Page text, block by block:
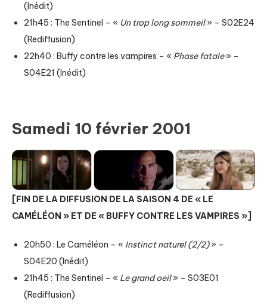
(Inédit)
21h45 : The Sentinel – « Un trop long sommeil» – S02E24
(Rediffusion)
22h40 : Buffy contre les vampires – « Phase fatale» –
S04E21 (Inédit)
Samedi 10 février 2001
[FIN DE LA DIFFUSION DE LA SAISON 4 DE « LE
CAMÉLÉON » ET DE « BUFFY CONTRE LES VAMPIRES »]
20h50 : Le Caméléon – « Instinct naturel (2/2)» –
S04E20 (Inédit)
21h45 : The Sentinel – « Le grand oeil» – S03E01
(Rediffusion)